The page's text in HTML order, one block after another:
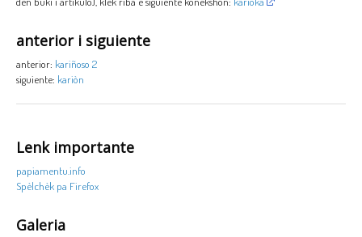
anterior i siguiente
anterior: kariñoso 2
siguiente: kariòn
Lenk importante
papiamentu.info
Spèlchèk pa Firefox
Galeria